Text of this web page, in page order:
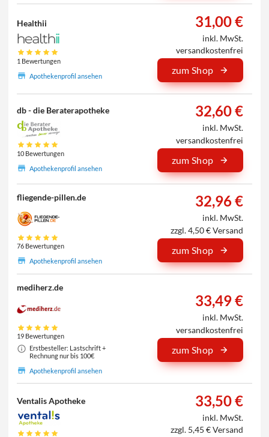
Healthii
1 Bewertungen
Apothekenprofil ansehen
31,00 €
inkl. MwSt.
versandkostenfrei
zum Shop
db - die Beraterapotheke
10 Bewertungen
Apothekenprofil ansehen
32,60 €
inkl. MwSt.
versandkostenfrei
zum Shop
fliegende-pillen.de
76 Bewertungen
Apothekenprofil ansehen
32,96 €
inkl. MwSt.
zzgl. 4,50 € Versand
zum Shop
mediherz.de
19 Bewertungen
Erstbesteller: Lastschrift +
Rechnung nur bis 100€
Apothekenprofil ansehen
33,49 €
inkl. MwSt.
versandkostenfrei
zum Shop
Ventalis Apotheke 33,50 €
inkl. MwSt.
zzgl. 5,45 € Versand